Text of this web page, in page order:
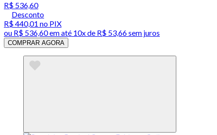
R$ 536,60
Desconto
R$ 440,01 no PIX
ou R$ 536,60em até 10x de R$ 53,66 sem juros
COMPRAR AGORA